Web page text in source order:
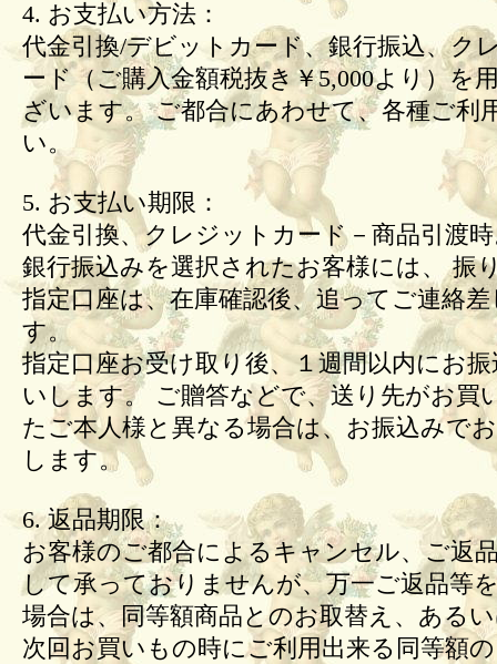
4. お支払い方法：
代金引換/デビットカード、銀行振込、ク
ード（ご購入金額税抜き￥5,000より）を
ざいます。 ご都合にあわせて、各種ご利
い。
5. お支払い期限：
代金引換、クレジットカード－商品引渡
銀行振込みを選択されたお客様には、 振
指定口座は、在庫確認後、追ってご連絡
す。
指定口座お受け取り後、１週間以内にお
いします。 ご贈答などで、送り先がお買
たご本人様と異なる場合は、お振込みで
します。
6. 返品期限：
お客様のご都合によるキャンセル、ご返
して承っておりませんが、万一ご返品等
場合は、同等額商品とのお取替え、ある
次回お買いもの時にご利用出来る同等額